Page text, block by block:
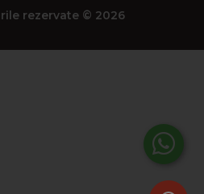
rezervate © 2026